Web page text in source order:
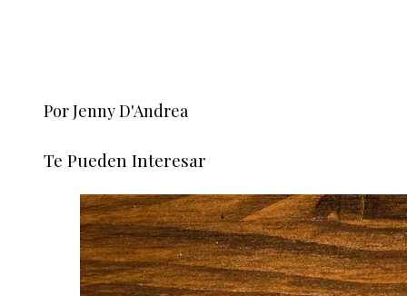
Por Jenny D'Andrea
Te Pueden Interesar